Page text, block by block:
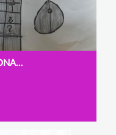
NO COMPARTAS DATOS PERSONALES